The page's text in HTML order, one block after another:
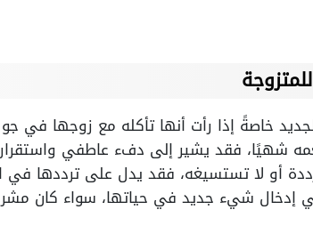
خاصةً إذا رأت أنها تأكله مع زوجها في
شهيًا، فقد يشير إلى دفء عاطفي
أو لا تستسيغه، فقد يدل على ترددها في
في إدخال شيء جديد في حياتها، سواء كان